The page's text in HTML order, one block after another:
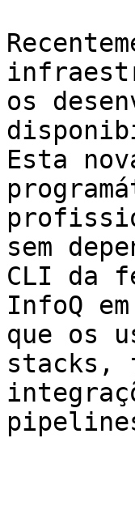
os
Esta
sem
CLI da
InfoQ
que os
stacks,